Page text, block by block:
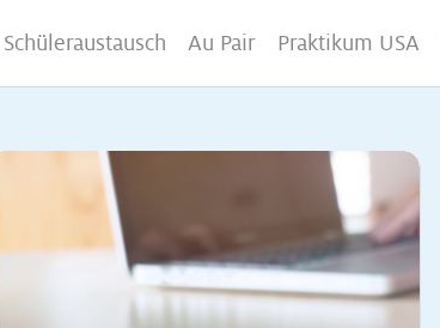
Schüleraustausch Au Pair Praktikum USA